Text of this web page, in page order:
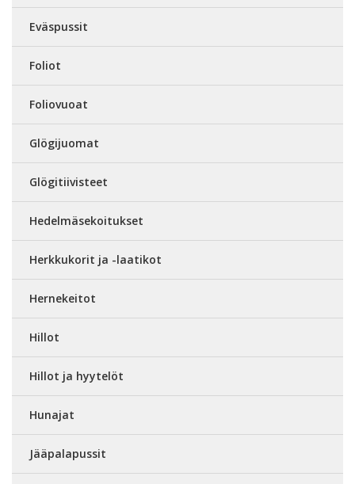
Eväspussit
Foliot
Foliovuoat
Glögijuomat
Glögitiivisteet
Hedelmäsekoitukset
Herkkukorit ja -laatikot
Hernekeitot
Hillot
Hillot ja hyytelöt
Hunajat
Jääpalapussit